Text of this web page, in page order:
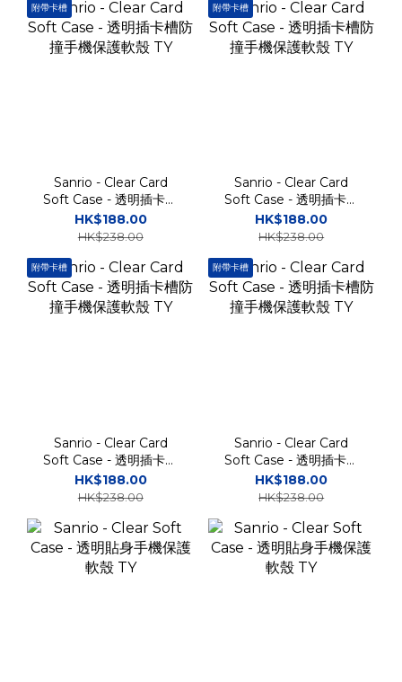
附帶卡槽
Sanrio - Clear Card
Soft Case - 透明插卡槽
防撞手機保護軟殼 TY
HK$188.00
HK$238.00
附帶卡槽
Sanrio - Clear Card
Soft Case - 透明插卡槽
防撞手機保護軟殼 TY
HK$188.00
HK$238.00
附帶卡槽
Sanrio - Clear Card
Soft Case - 透明插卡槽
防撞手機保護軟殼 TY
HK$188.00
HK$238.00
附帶卡槽
Sanrio - Clear Card
Soft Case - 透明插卡槽
防撞手機保護軟殼 TY
HK$188.00
HK$238.00